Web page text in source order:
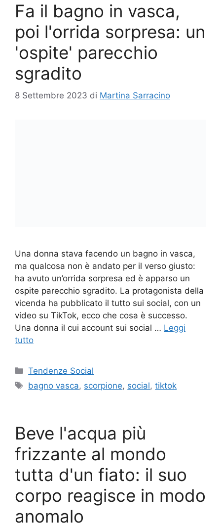
Fa il bagno in vasca,
poi l'orrida sorpresa: un
'ospite' parecchio
sgradito
8 Settembre 2023 di Martina Sarracino
Una donna stava facendo un bagno in vasca,
ma qualcosa non è andato per il verso giusto:
ha avuto un’orrida sorpresa ed è apparso un
ospite parecchio sgradito. La protagonista della
vicenda ha pubblicato il tutto sui social, con un
video su TikTok, ecco che cosa è successo.
Una donna il cui account sui social … Leggi
tutto
Categorie
Tendenze Social
Tag
bagno vasca, scorpione, social,tiktok
Beve l'acqua più
frizzante al mondo
tutta d'un fiato: il suo
corpo reagisce in modo
anomalo